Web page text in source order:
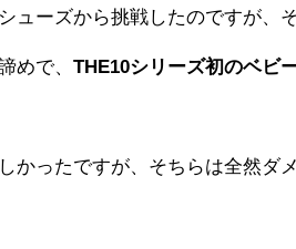
ューズから挑戦したのですが、
めで、THE10シリーズ初のベビ
かったですが、そちらは全然ダメ